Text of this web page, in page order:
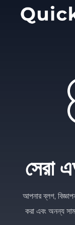
সেরা
আপনার ব্লগ,
করা এবং অনন্য